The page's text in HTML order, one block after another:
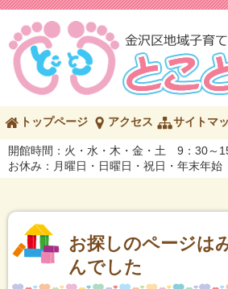
メ
メ
の
ペ
ー
ジ
容
トップページ アクセス サイトマ
開館時間：火・水・木・金・土 9：30～
お休み：月曜日・日曜日・祝日・年末年始
お探しのページは
んでした